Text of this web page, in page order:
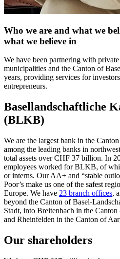
Who we are and what we
what we believe in
We have been partnering with
municipalities and the Canton of
years, providing services for
entrepreneurs.
Basellandschaftliche
(BLKB)
We are the largest bank in the
among the leading banks in
total assets over CHF 37 billion. In
employees worked for BLKB, of
or interns. Our AA+ and “stable
Poor’s make us one of the safest
Europe. We have 23 branch offices,
beyond the Canton of Basel-
Stadt, into Breitenbach in the
and Rheinfelden in the Canton of
Our shareholders